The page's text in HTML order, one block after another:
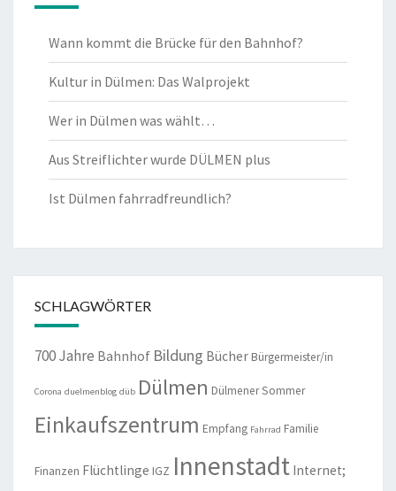
Wann kommt die Brücke für den Bahnhof?
Kultur in Dülmen: Das Walprojekt
Wer in Dülmen was wählt…
Aus Streiflichter wurde DÜLMEN plus
Ist Dülmen fahrradfreundlich?
SCHLAGWÖRTER
700 Jahre Bahnhof Bildung Bücher Bürgermeister/in
Corona duelmenblog düb Dülmen Dülmener Sommer
Einkaufszentrum Empfang Fahrrad Familie
Finanzen Flüchtlinge IGZ Innenstadt Internet;